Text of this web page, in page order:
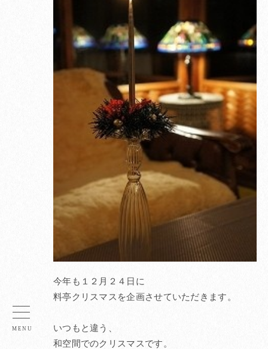
今年も１２月２４日に
料亭クリスマスを企画させていただきます。
いつもと違う、
和空間でのクリスマスです。